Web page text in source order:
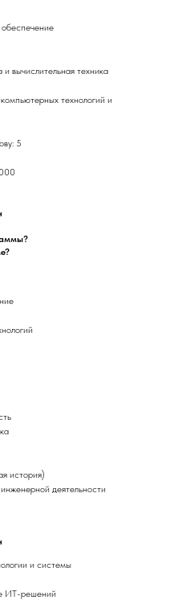
вычислительная техника
технологий и
5
история)
деятельности
и системы
ИТ-решений